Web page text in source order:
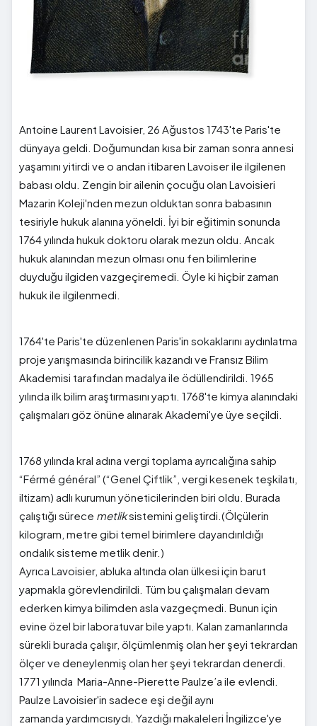
Antoine Laurent Lavoisier, 26 Ağustos 1743'te Paris'te
dünyaya geldi. Doğumundan kısa bir zaman sonra annesi
yaşamını yitirdi ve o andan itibaren Lavoiser ile ilgilenen
babası oldu. Zengin bir ailenin çocuğu olan Lavoisieri
Mazarin Koleji'nden mezun olduktan sonra babasının
tesiriyle hukuk alanına yöneldi. İyi bir eğitimin sonunda
1764 yılında hukuk doktoru olarak mezun oldu. Ancak
hukuk alanından mezun olması onu fen bilimlerine
duyduğu ilgiden vazgeçiremedi. Öyle ki hiçbir zaman
hukuk ile ilgilenmedi.
1764'te Paris'te düzenlenen Paris'in sokaklarını aydınlatma
proje yarışmasında birincilik kazandı ve Fransız Bilim
Akademisi tarafından madalya ile ödüllendirildi. 1965
yılında ilk bilim araştırmasını yaptı. 1768'te kimya alanındaki
çalışmaları göz önüne alınarak Akademi'ye üye seçildi.
1768 yılında kral adına vergi toplama ayrıcalığına sahip
“Férmé général” (“Genel Çiftlik”, vergi kesenek teşkilatı,
iltizam) adlı kurumun yöneticilerinden biri oldu. Burada
çalıştığı sürece metliksistemini geliştirdi.(Ölçülerin
kilogram, metre gibi temel birimlere dayandırıldığı
ondalık sisteme metlik denir.)
Ayrıca Lavoisier, abluka altında olan ülkesi için barut
yapmakla görevlendirildi. Tüm bu çalışmaları devam
ederken kimya bilimden asla vazgeçmedi. Bunun için
evine özel bir laboratuvar bile yaptı. Kalan zamanlarında
sürekli burada çalışır, ölçümlenmiş olan her şeyi tekrardan
ölçer ve deneylenmiş olan her şeyi tekrardan denerdi.
1771 yılında Maria-Anne-Pierette Paulze’a ile evlendi.
Paulze Lavoisier'in sadece eşi değil aynı
zamanda yardımcısıydı. Yazdığı makaleleri İngilizce'ye